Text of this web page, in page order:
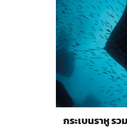
กระเบนราหู ร